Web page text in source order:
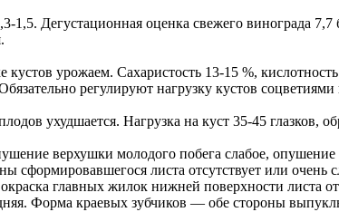
1,5. Дегустационная оценка свежего винограда
урожаем. Сахаристость 13-15 %,
регулируют нагрузку кустов
ухудшается. Нагрузка на куст 35-45 глазков,
верхушки молодого побега слабое,
сформировавшегося листа отсутствует или очень
главных жилок нижней поверхности листа
Форма краевых зубчиков — обе стороны